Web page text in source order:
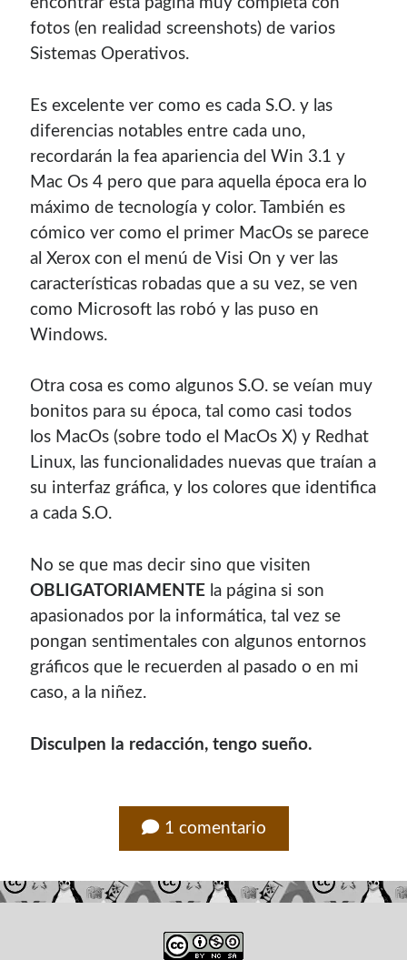
Soydesarrollador web , colaboro en comunidades como
Mozilla (Hispano|Venezuela
de Archlinux,
plugins de WordPress
y me gusta organizar
Soy graduado de Ing. en Informática de la UNETdonde dí
clases por 10 años. Como siempre me ha gustado
enseñar, comparto algunas de mis opiniones y
experiencias en el mundo informático en este blog.
mi página profesional .
Donate
If you like this website or any of my work, consider to
give a small donation. It will help me to invest time on
creating content for this site.
contenido para este sitio.
fotos (en realidad screenshots) de varios
Sistemas Operativos.
Es excelente ver como es cada S.O. y las
diferencias notables entre cada uno,
recordarán la fea apariencia del Win 3.1 y
Mac Os 4 pero que para aquella época era lo
máximo de tecnologí­a y color. También es
cómico ver como el primer MacOs se parece
al Xerox con el menú de Visi On y ver las
caracterí­sticas robadas que a su vez, se ven
como Microsoft las robó y las puso en
Windows.
Otra cosa es como algunos S.O. se veí­an muy
bonitos para su época, tal como casi todos
los MacOs (sobre todo el MacOs X) y Redhat
Linux, las funcionalidades nuevas que traí­an a
su interfaz gráfica, y los colores que identifica
a cada S.O.
No se que mas decir sino que visiten
OBLIGATORIAMENTE la página si son
apasionados por la informática, tal vez se
pongan sentimentales con algunos entornos
gráficos que le recuerden al pasado o en mi
caso, a la niñez.
Disculpen la redacción, tengo sueño.
1 comentario